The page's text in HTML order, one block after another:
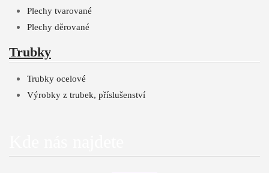
Plechy tvarované
Plechy děrované
Trubky
Trubky ocelové
Výrobky z trubek, příslušenství